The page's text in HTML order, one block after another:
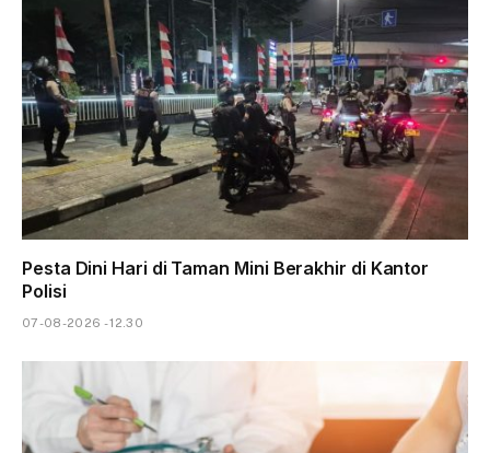
Pesta Dini Hari di Taman Mini Berakhir di Kantor
Polisi
07-08-2026 - 12.30